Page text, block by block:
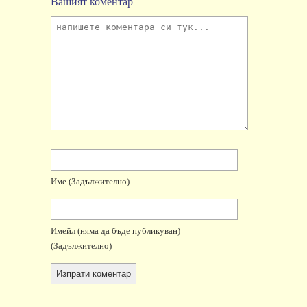
Име (задължително)
Имейл (няма да бъде публикуван)
(задължително)